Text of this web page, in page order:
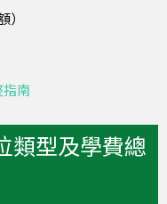
指南
類型及學費總